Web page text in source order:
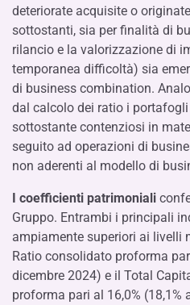
deteriorate acquisite o
sottostanti, sia per finalità di
rilancio e la valorizzazione di
temporanea difficoltà) sia
di business combination.
dal calcolo dei ratio i
sottostante contenziosi in
seguito ad operazioni di
non aderenti al modello di
I coefficienti patrimoniali
Gruppo. Entrambi i principali
ampiamente superiori ai livelli
Ratio consolidato proforma
dicembre 2024) e il Total
proforma pari al 16,0% (18,1%